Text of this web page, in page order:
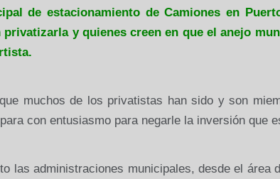
de estacionamiento de Camiones en
privatizarla y quienes creen en que el anejo
muchos de los privatistas han sido y son
con entusiasmo para negarle la inversión que
las administraciones municipales, desde el área